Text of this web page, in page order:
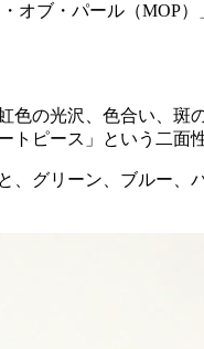
ブ・パール（MOP
の光沢、色合い、斑
ピース」という二面
グリーン、ブルー、